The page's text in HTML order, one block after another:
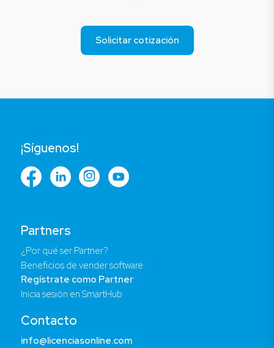
Solicitar cotización
Partners
¿Por qué ser Partner?
Beneficios de vender software
Regístrate como Partner
Inicia sesión en SmartHub
Contacto
info@licenciasonline.com
¡Síguenos!